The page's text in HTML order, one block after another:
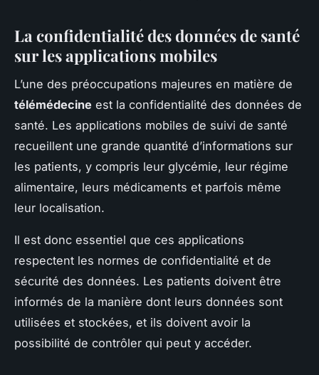
La confidentialité des données de santé
sur les applications mobiles
L’une des préoccupations majeures en matière de
télémédecine est la confidentialité des données de
santé. Les applications mobiles de suivi de santé
recueillent une grande quantité d’informations sur
les patients, y compris leur glycémie, leur régime
alimentaire, leurs médicaments et parfois même
leur localisation.
Il est donc essentiel que ces applications
respectent les normes de confidentialité et de
sécurité des données. Les patients doivent être
informés de la manière dont leurs données sont
utilisées et stockées, et ils doivent avoir la
possibilité de contrôler qui peut y accéder.